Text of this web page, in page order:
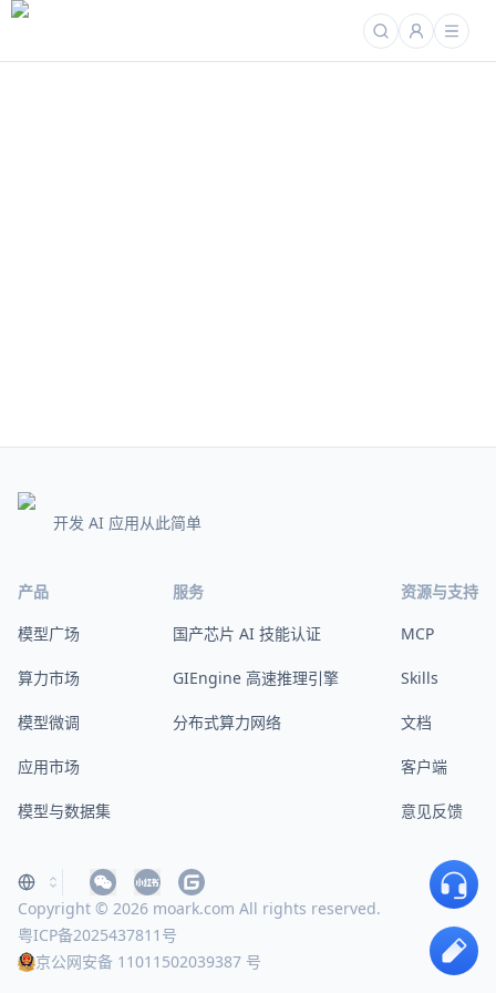
开发 AI 应用从此简单
产品
模型广场
算力市场
模型微调
应用市场
模型与数据集
服务
国产芯片 AI 技能认证
GIEngine 高速推理引擎
分布式算力网络
资源与支持
MCP
Skills
文档
客户端
意见反馈
Copyright © 2026 moark.com All rights reserved.
粤ICP备2025437811号
京公网安备 11011502039387 号